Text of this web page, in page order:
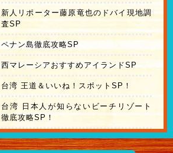
新人リポーター藤原竜也のドバイ現地調
査SP
ペナン島徹底攻略SP
西マレーシアおすすめアイランドSP
台湾 王道＆いいね！スポットSP！
台湾 日本人が知らないビーチリゾート
徹底攻略SP！